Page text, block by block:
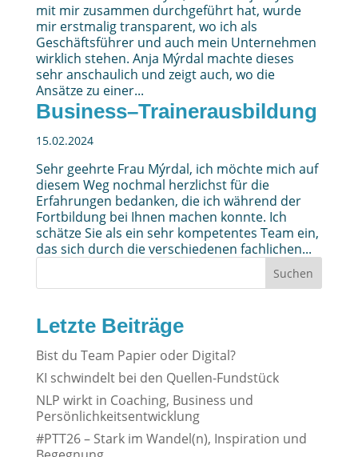
mit mir zusammen durchgeführt hat, wurde
mir erstmalig transparent, wo ich als
Geschäftsführer und auch mein Unternehmen
wirklich stehen. Anja Mýrdal machte dieses
sehr anschaulich und zeigt auch, wo die
Ansätze zu einer...
Business–Trainerausbildung
15.02.2024
Sehr geehrte Frau Mýrdal, ich möchte mich auf
diesem Weg nochmal herzlichst für die
Erfahrungen bedanken, die ich während der
Fortbildung bei Ihnen machen konnte. Ich
schätze Sie als ein sehr kompetentes Team ein,
das sich durch die verschiedenen fachlichen...
Suchen
Letzte Beiträge
Bist du Team Papier oder Digital?
KI schwindelt bei den Quellen-Fundstück
NLP wirkt in Coaching, Business und
Persönlichkeitsentwicklung
#PTT26 – Stark im Wandel(n), Inspiration und